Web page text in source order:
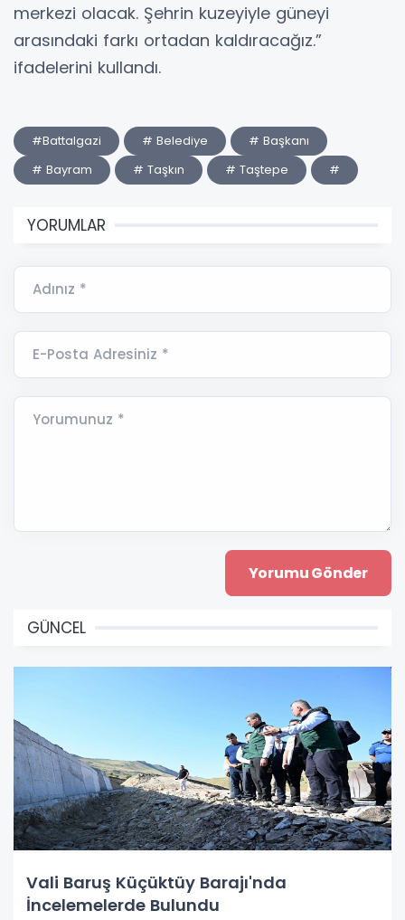
merkezi olacak. Şehrin kuzeyiyle güneyi
arasındaki farkı ortadan kaldıracağız.”
ifadelerini kullandı.
#Battalgazi # Belediye
# Başkanı
# Bayram
# Taşkın # Taştepe #
YORUMLAR
Adınız *
E-Posta Adresiniz *
Yorumunuz *
GÜNCEL
Vali Baruş Küçüktüy Barajı'nda
İncelemelerde Bulundu